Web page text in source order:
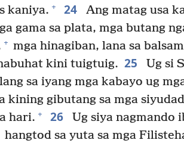
kaniya. + 24
Ang matag usa
gama sa plata, mga butang
+ mga hinagiban, lana sa
kini tuigtuig. 25
Ug si
sa iyang mga kabayo ug
kining gibutang sa mga
hari. + 26
Ug siya nagmando
hangtod sa yuta sa mga